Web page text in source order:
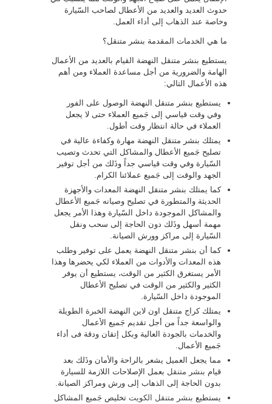
حدوث العديد والعديد من الأعطال لصاحب السّيارة
وخاصة عند الذهاب إلى أداء العمل.
ما هي الخدمات المقدمة بنشر متنقل؟
يستطيع بنشر متنقل النهضة القيام بالعديد من الأعمال
الهامة والضرورية من أجل مساعدة العملاء ومن أهم
هذه الأعمال التالي:
يستطيع بنشر متنقل النهضة الوصول على الفور
وفي وقت قياسي إلى جَميع العملاء حتى لا يجعل
العملاء في حالة انتظار وقت أطول.
يمتلك بنشر متنقل النهضة مهارة وكفاءة عالية في
تصليح جَميع الأعطال والمشاكل التي تحدث وتصيب
السّيارة وفي وقت قياسي جداً وذَلك من أجل توفير
الجهد والوقت إلى جَميع عملائنا الكرام.
كما يمتلك بنشر متنقل النهضة المعدات والأجهزة
الحديثة والمتطورة في تصليح وصيانه جَميع الأعطال
والمشاكل الموجودة داخل السّيارة وهذا الأمر يجعل
مهمة أسهل وذَلك دون الحاجة إلى سحب ونقل
السّيارة إلى مراكز وورش الصيانة.
كما أن بنشر متنقل النهضة يعمل على توفير وطلب
هذه المعدات والأدوات من العملاء لكي يحضرها وهذا
الأمر يستغرق الكثير من الوقت، يستطيع أن يوفر
الكثير والكثير من الوقت في تصليح الأعطال
الموجودة داخل السّيارة.
يمتلك كراج متنقل اون لاين النهضة الخبرة الطويلة
والواسعة جداً من أجل تقديم جَميع الأعمال
والخدمات بالجودة العالية وبكل إتقان ودقة فى أداء
جَميع الأعمال.
مما يجعل العميل يشعر بالراحة والأمان وذَلك بعد
قيام بنشر متنقل بعمل الإصلاحات اللازمة للسيارة
بدون الحاجة إلى الذهاب إلى ورش ومراكز الصيانة.
يستطيع بنشر متنقل الكويت تخليص جَميع المشاكل